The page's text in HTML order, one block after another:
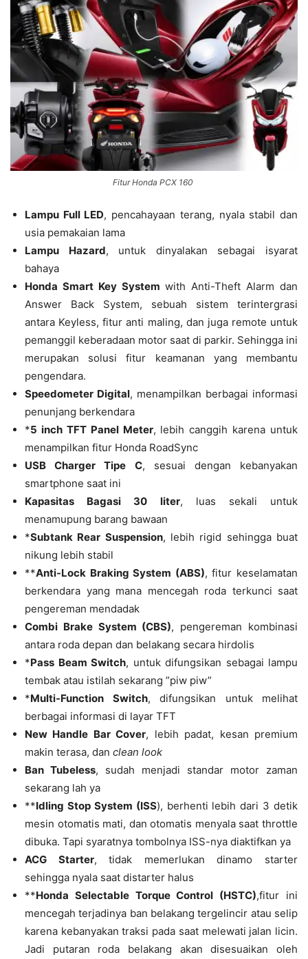
Fitur Honda PCX 160
Lampu Full LED, pencahayaan terang, nyala stabil dan
usia pemakaian lama
Lampu Hazard, untuk dinyalakan sebagai isyarat
bahaya
Honda Smart Key System with Anti-Theft Alarm dan
Answer Back System, sebuah sistem terintergrasi
antara Keyless, fitur anti maling, dan juga remote untuk
pemanggil keberadaan motor saat di parkir. Sehingga ini
merupakan solusi fitur keamanan yang membantu
pengendara.
Speedometer Digital, menampilkan berbagai informasi
penunjang berkendara
*5 inch TFT Panel Meter, lebih canggih karena untuk
menampilkan fitur Honda RoadSync
USB Charger Tipe C, sesuai dengan kebanyakan
smartphone saat ini
Kapasitas Bagasi 30 liter, luas sekali untuk
menamupung barang bawaan
*Subtank Rear Suspension, lebih rigid sehingga buat
nikung lebih stabil
**Anti-Lock Braking System (ABS), fitur keselamatan
berkendara yang mana mencegah roda terkunci saat
pengereman mendadak
Combi Brake System (CBS), pengereman kombinasi
antara roda depan dan belakang secara hirdolis
*Pass Beam Switch, untuk difungsikan sebagai lampu
tembak atau istilah sekarang ”piw piw”
*Multi-Function Switch, difungsikan untuk melihat
berbagai informasi di layar TFT
New Handle Bar Cover, lebih padat, kesan premium
makin terasa, dan clean look
Ban Tubeless, sudah menjadi standar motor zaman
sekarang lah ya
**Idling Stop System (ISS), berhenti lebih dari 3 detik
mesin otomatis mati, dan otomatis menyala saat throttle
dibuka. Tapi syaratnya tombolnya ISS-nya diaktifkan ya
ACG Starter, tidak memerlukan dinamo starter
sehingga nyala saat distarter halus
**Honda Selectable Torque Control (HSTC),fitur ini
mencegah terjadinya ban belakang tergelincir atau selip
karena kebanyakan traksi pada saat melewati jalan licin.
Jadi putaran roda belakang akan disesuaikan oleh